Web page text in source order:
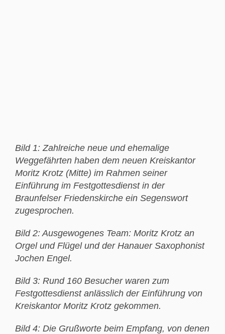
Bild 1: Zahlreiche neue und ehemalige
Weggefährten haben dem neuen Kreiskantor
Moritz Krotz (Mitte) im Rahmen seiner
Einführung im Festgottesdienst in der
Braunfelser Friedenskirche ein Segenswort
zugesprochen.
Bild 2: Ausgewogenes Team: Moritz Krotz an
Orgel und Flügel und der Hanauer Saxophonist
Jochen Engel.
Bild 3: Rund 160 Besucher waren zum
Festgottesdienst anlässlich der Einführung von
Kreiskantor Moritz Krotz gekommen.
Bild 4: Die Grußworte beim Empfang, von denen